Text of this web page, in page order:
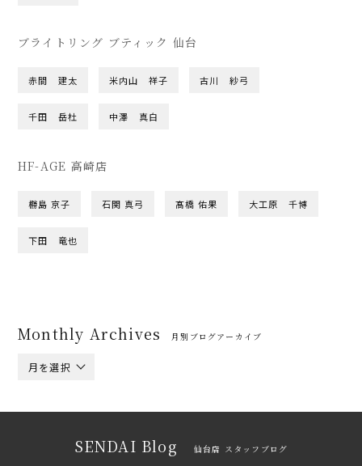
ブライトリング ブティック 仙台
赤間 建太 米内山 祥子 古川 紗弓
千田 岳杜 中澤 真白
HF-AGE 高崎店
橳島 京子 石関 真弓 髙橋 佑果 大工原 千博
下田 竜也
Monthly Archives 月別ブログアーカイブ
月を選択
SENDAI Blog 仙台店 スタッフブログ